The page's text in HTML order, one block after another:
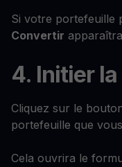
Si votre portefeuille
Convertir
4. Initier
Cliquez sur le
portefeuille que
Cela ouvrira le